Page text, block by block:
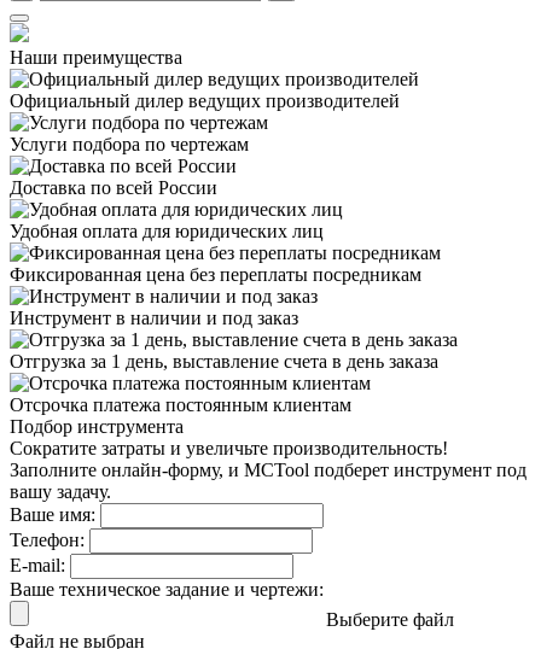
Наши преимущества
Официальный дилер ведущих производителей
Услуги подбора по чертежам
Доставка по всей России
Удобная оплата для юридических лиц
Фиксированная цена без переплаты посредникам
Инструмент в наличии и под заказ
Отгрузка за 1 день, выставление счета в день заказа
Отсрочка платежа постоянным клиентам
Подбор инструмента
Сократите затраты и увеличьте производительность!
Заполните онлайн-форму, и MCTool подберет инструмент под
вашу задачу.
Ваше имя:
Телефон:
E-mail:
Ваше техническое задание и чертежи:
Выберите файл
Файл не выбран